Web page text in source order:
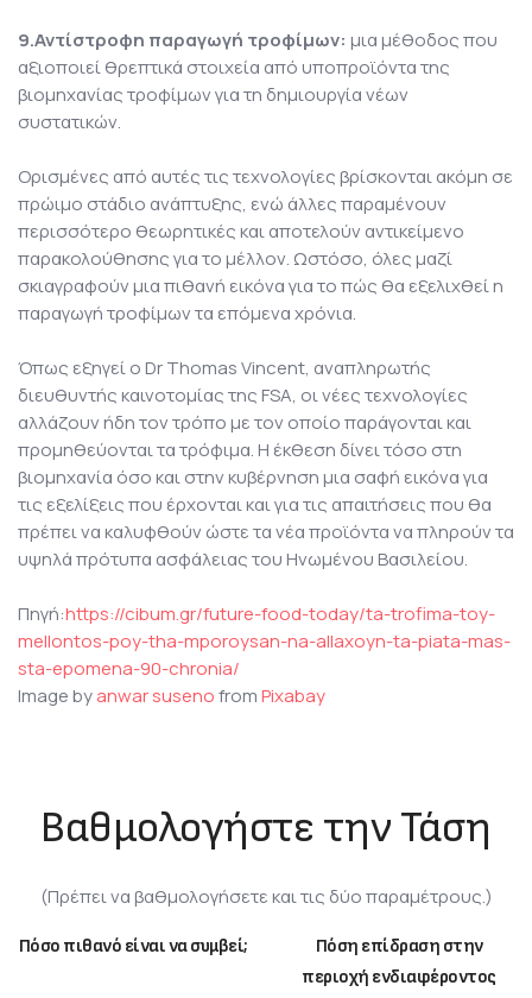
9.Αντίστροφη παραγωγή τροφίμων: μια μέθοδος που
αξιοποιεί θρεπτικά στοιχεία από υποπροϊόντα της
βιομηχανίας τροφίμων για τη δημιουργία νέων
συστατικών.
Ορισμένες από αυτές τις τεχνολογίες βρίσκονται ακόμη σε
πρώιμο στάδιο ανάπτυξης, ενώ άλλες παραμένουν
περισσότερο θεωρητικές και αποτελούν αντικείμενο
παρακολούθησης για το μέλλον. Ωστόσο, όλες μαζί
σκιαγραφούν μια πιθανή εικόνα για το πώς θα εξελιχθεί η
παραγωγή τροφίμων τα επόμενα χρόνια.
Όπως εξηγεί ο Dr Thomas Vincent, αναπληρωτής
διευθυντής καινοτομίας της FSA, οι νέες τεχνολογίες
αλλάζουν ήδη τον τρόπο με τον οποίο παράγονται και
προμηθεύονται τα τρόφιμα. Η έκθεση δίνει τόσο στη
βιομηχανία όσο και στην κυβέρνηση μια σαφή εικόνα για
τις εξελίξεις που έρχονται και για τις απαιτήσεις που θα
πρέπει να καλυφθούν ώστε τα νέα προϊόντα να πληρούν τα
υψηλά πρότυπα ασφάλειας του Ηνωμένου Βασιλείου.
Πηγή:https://cibum.gr/future-food-today/ta-trofima-toy-
mellontos-poy-tha-mporoysan-na-allaxoyn-ta-piata-mas-
sta-epomena-90-chronia/
Image byanwar susenofromPixabay
Βαθμολογήστε την Τάση
(Πρέπει να βαθμολογήσετε και τις δύο παραμέτρους.)
Πόσο πιθανό είναι να συμβεί;
Πόση επίδραση στην
περιοχή ενδιαφέροντος